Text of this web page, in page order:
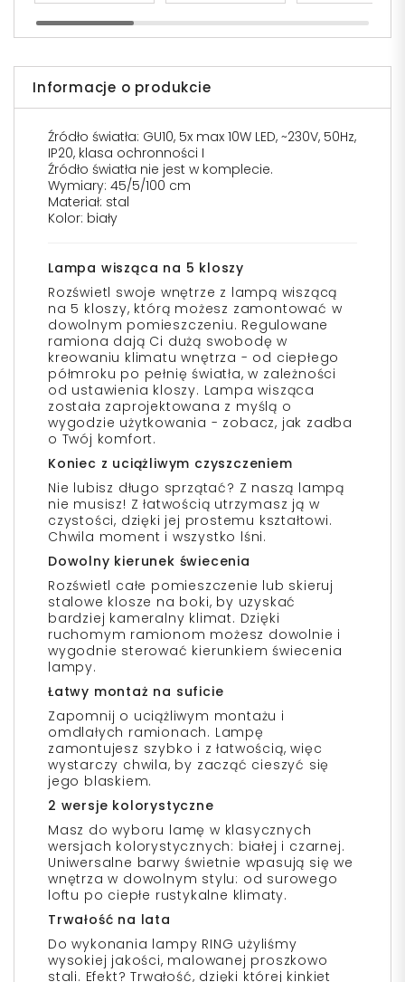
Informacje o produkcie
Źródło światła: GU10, 5x max 10W LED, ~230V, 50Hz,
IP20, klasa ochronności I
Źródło światła nie jest w komplecie.
Wymiary: 45/5/100 cm
Materiał: stal
Kolor: biały
Lampa wisząca na 5 kloszy
Rozświetl swoje wnętrze z lampą wiszącą
na 5 kloszy, którą możesz zamontować w
dowolnym pomieszczeniu. Regulowane
ramiona dają Ci dużą swobodę w
kreowaniu klimatu wnętrza - od ciepłego
półmroku po pełnię światła, w zależności
od ustawienia kloszy. Lampa wisząca
została zaprojektowana z myślą o
wygodzie użytkowania - zobacz, jak zadba
o Twój komfort.
Koniec z uciążliwym czyszczeniem
Nie lubisz długo sprzątać? Z naszą lampą
nie musisz! Z łatwością utrzymasz ją w
czystości, dzięki jej prostemu kształtowi.
Chwila moment i wszystko lśni.
Dowolny kierunek świecenia
Rozświetl całe pomieszczenie lub skieruj
stalowe klosze na boki, by uzyskać
bardziej kameralny klimat. Dzięki
ruchomym ramionom możesz dowolnie i
wygodnie sterować kierunkiem świecenia
lampy.
Łatwy montaż na suficie
Zapomnij o uciążliwym montażu i
omdlałych ramionach. Lampę
zamontujesz szybko i z łatwością, więc
wystarczy chwila, by zacząć cieszyć się
jego blaskiem.
2 wersje kolorystyczne
Masz do wyboru lamę w klasycznych
wersjach kolorystycznych: białej i czarnej.
Uniwersalne barwy świetnie wpasują się we
wnętrza w dowolnym stylu: od surowego
loftu po ciepłe rustykalne klimaty.
Trwałość na lata
Do wykonania lampy RING użyliśmy
wysokiej jakości, malowanej proszkowo
stali. Efekt? Trwałość, dzięki której kinkiet